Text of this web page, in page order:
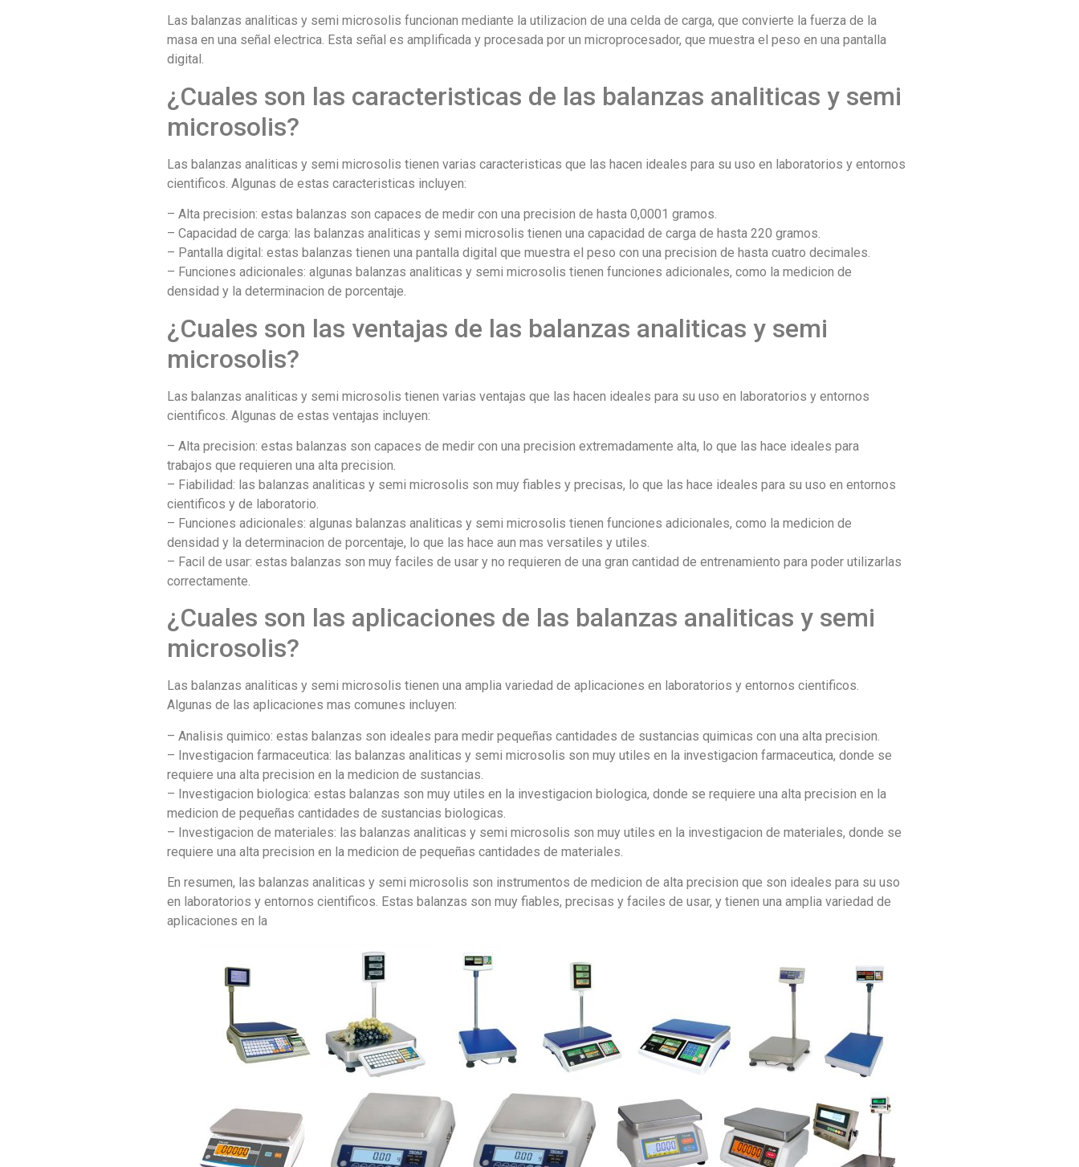
Las balanzas analiticas y semi microsolis funcionan mediante la utilizacion de una celda de carga, que convierte la fuerza de la
masa en una señal electrica. Esta señal es amplificada y procesada por un microprocesador, que muestra el peso en una pantalla
digital.
¿Cuales son las caracteristicas de las balanzas analiticas y semi
microsolis?
Las balanzas analiticas y semi microsolis tienen varias caracteristicas que las hacen ideales para su uso en laboratorios y entornos
cientificos. Algunas de estas caracteristicas incluyen:
– Alta precision: estas balanzas son capaces de medir con una precision de hasta 0,0001 gramos.
– Capacidad de carga: las balanzas analiticas y semi microsolis tienen una capacidad de carga de hasta 220 gramos.
– Pantalla digital: estas balanzas tienen una pantalla digital que muestra el peso con una precision de hasta cuatro decimales.
– Funciones adicionales: algunas balanzas analiticas y semi microsolis tienen funciones adicionales, como la medicion de
densidad y la determinacion de porcentaje.
¿Cuales son las ventajas de las balanzas analiticas y semi
microsolis?
Las balanzas analiticas y semi microsolis tienen varias ventajas que las hacen ideales para su uso en laboratorios y entornos
cientificos. Algunas de estas ventajas incluyen:
– Alta precision: estas balanzas son capaces de medir con una precision extremadamente alta, lo que las hace ideales para
trabajos que requieren una alta precision.
– Fiabilidad: las balanzas analiticas y semi microsolis son muy fiables y precisas, lo que las hace ideales para su uso en entornos
cientificos y de laboratorio.
– Funciones adicionales: algunas balanzas analiticas y semi microsolis tienen funciones adicionales, como la medicion de
densidad y la determinacion de porcentaje, lo que las hace aun mas versatiles y utiles.
– Facil de usar: estas balanzas son muy faciles de usar y no requieren de una gran cantidad de entrenamiento para poder utilizarlas
correctamente.
¿Cuales son las aplicaciones de las balanzas analiticas y semi
microsolis?
Las balanzas analiticas y semi microsolis tienen una amplia variedad de aplicaciones en laboratorios y entornos cientificos.
Algunas de las aplicaciones mas comunes incluyen:
– Analisis quimico: estas balanzas son ideales para medir pequeñas cantidades de sustancias quimicas con una alta precision.
– Investigacion farmaceutica: las balanzas analiticas y semi microsolis son muy utiles en la investigacion farmaceutica, donde se
requiere una alta precision en la medicion de sustancias.
– Investigacion biologica: estas balanzas son muy utiles en la investigacion biologica, donde se requiere una alta precision en la
medicion de pequeñas cantidades de sustancias biologicas.
– Investigacion de materiales: las balanzas analiticas y semi microsolis son muy utiles en la investigacion de materiales, donde se
requiere una alta precision en la medicion de pequeñas cantidades de materiales.
En resumen, las balanzas analiticas y semi microsolis son instrumentos de medicion de alta precision que son ideales para su uso
en laboratorios y entornos cientificos. Estas balanzas son muy fiables, precisas y faciles de usar, y tienen una amplia variedad de
aplicaciones en la